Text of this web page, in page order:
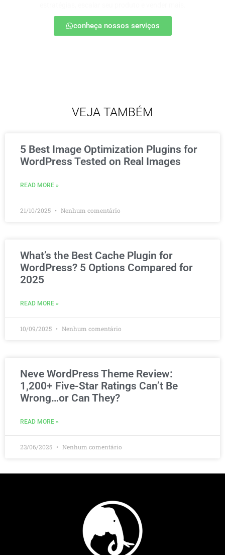
conheça nossos serviços
VEJA TAMBÉM
5 Best Image Optimization Plugins for
WordPress Tested on Real Images
READ MORE »
21/10/2025 Nenhum comentário
What’s the Best Cache Plugin for
WordPress? 5 Options Compared for
2025
READ MORE »
10/09/2025 Nenhum comentário
Neve WordPress Theme Review:
1,200+ Five-Star Ratings Can’t Be
Wrong…or Can They?
READ MORE »
23/06/2025 Nenhum comentário